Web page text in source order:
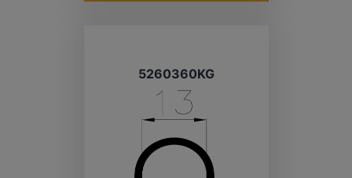
5260360KG